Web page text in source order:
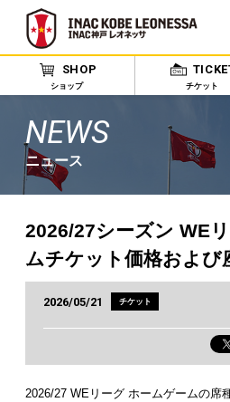
SHOP
ショップ チケット
NEWS
ニュース
2026/27シーズン WE
ムチケット価格および
2026/05/21 チケット
2026/27 WEリーグ ホームゲームの席